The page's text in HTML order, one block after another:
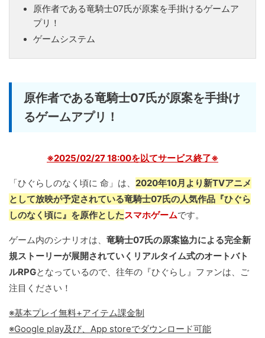
原作者である竜騎士07氏が原案を手掛けるゲームア
プリ！
ゲームシステム
原作者である竜騎士07氏が原案を手掛け
るゲームアプリ！
※2025/02/27 18:00を以てサービス終了※
「ひぐらしのなく頃に 命」は、 2020年10月より新TVアニメ
として放映が予定されている竜騎士07氏の人気作品『ひぐら
しのなく頃に』を原作としたスマホゲームです。
ゲーム内のシナリオは、 竜騎士07氏の原案協力による完全新
規ストーリーが展開されていくリアルタイム式のオートバト
ルRPGとなっているので、往年の『ひぐらし』ファンは、ご
注目ください！
※基本プレイ無料+アイテム課金制
※Google play及び、App storeでダウンロード可能